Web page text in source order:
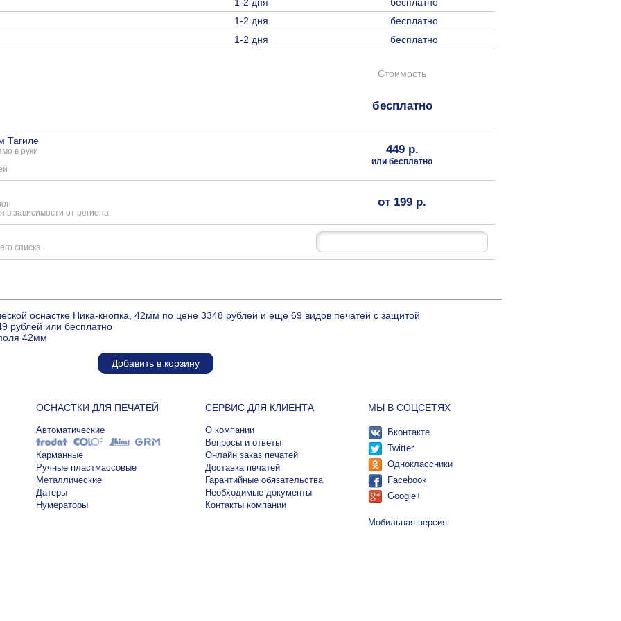
1-2 дня
бесплатно
1-2 дня
бесплатно
Стоимость
бесплатно
Тагиле
в руки
449 р.
или бесплатно
в зависимости от региона
от 199 р.
списка
оснастке Ника-кнопка, 42мм по цене 3348 рублей и еще 69 видов печатей с защитой
рублей или бесплатно
42мм
Добавить в корзину
ОСНАСТКИ ДЛЯ ПЕЧАТЕЙ
Автоматические
Карманные
Ручные пластмассовые
Металлические
Датеры
Нумераторы
СЕРВИС ДЛЯ КЛИЕНТА
О компании
Вопросы и ответы
Онлайн заказ печатей
Доставка печатей
Гарантийные обязательства
Необходимые документы
Контакты компании
МЫ В СОЦСЕТЯХ
Вконтакте
Twitter
Одноклассники
Facebook
Google+
Мобильная версия